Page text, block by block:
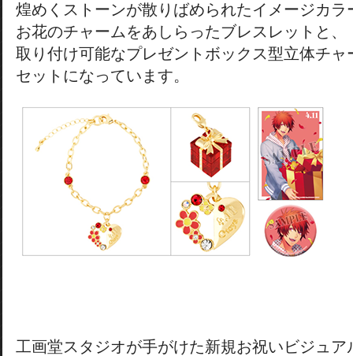
煌めくストーンが散りばめられたイメージカラ
お花のチャームをあしらったブレスレットと、
取り付け可能なプレゼントボックス型立体チャ
セットになっています。
工画堂スタジオが手がけた新規お祝いビジュア